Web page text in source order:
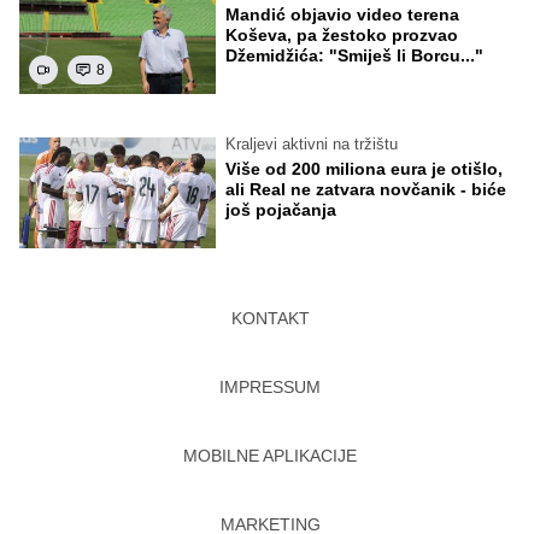
8
Mandić objavio video terena
Koševa, pa žestoko prozvao
Džemidžića: "Smiješ li Borcu..."
Kraljevi aktivni na tržištu
Više od 200 miliona eura je otišlo,
ali Real ne zatvara novčanik - biće
još pojačanja
KONTAKT
IMPRESSUM
MOBILNE APLIKACIJE
MARKETING